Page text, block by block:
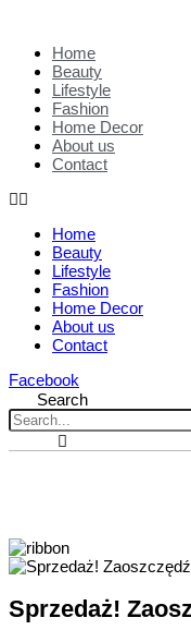
Home
Beauty
Lifestyle
Fashion
Home Decor
About us
Contact
Home
Beauty
Lifestyle
Fashion
Home Decor
About us
Contact
Facebook
Search
Sprzedaż!